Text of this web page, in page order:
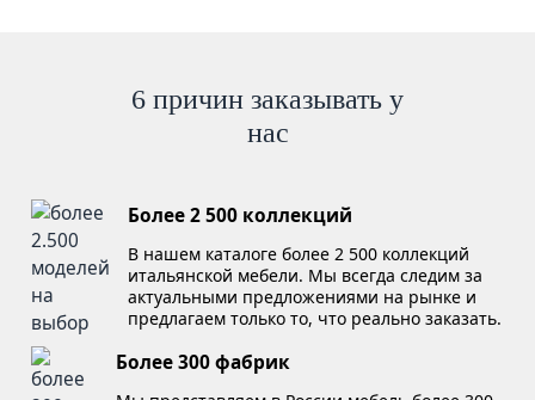
6 причин заказывать у
нас
Более 2 500 коллекций
В нашем каталоге более 2 500 коллекций
итальянской мебели. Мы всегда следим за
актуальными предложениями на рынке и
предлагаем только то, что реально заказать.
Более 300 фабрик